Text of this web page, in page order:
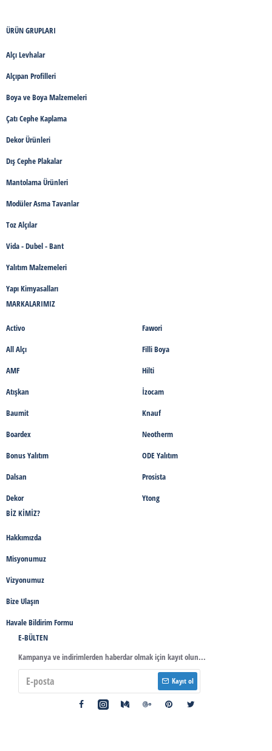
ÜRÜN GRUPLARI
Alçı Levhalar
Alçıpan Profilleri
Boya ve Boya Malzemeleri
Çatı Cephe Kaplama
Dekor Ürünleri
Dış Cephe Plakalar
Mantolama Ürünleri
Modüler Asma Tavanlar
Toz Alçılar
Vida - Dubel - Bant
Yalıtım Malzemeleri
Yapı Kimyasalları
MARKALARIMIZ
Activo
All Alçı
AMF
Atışkan
Baumit
Boardex
Bonus Yalıtım
Dalsan
Dekor
Fawori
Filli Boya
Hilti
İzocam
Knauf
Neotherm
ODE Yalıtım
Prosista
Ytong
BIZ KIMIZ?
Hakkımızda
Misyonumuz
Vizyonumuz
Bize Ulaşın
Havale Bildirim Formu
E-BÜLTEN
Kampanya ve indirimlerden haberdar olmak için kayıt olun...
Kayıt ol